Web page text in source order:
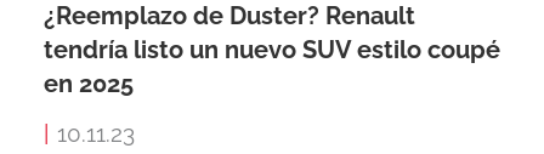
¿Reemplazo de Duster? Renault
tendría listo un nuevo SUV estilo coupé
en 2025
10.11.23